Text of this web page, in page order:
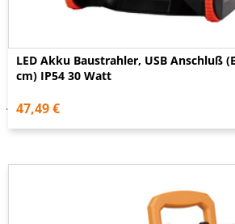
LED Akku Baustrahler, USB Anschluß
cm) IP54 30 Watt
47,49 €